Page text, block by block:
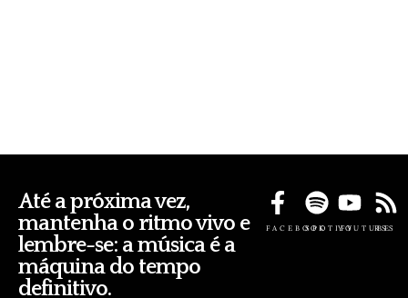
Até a próxima vez,
mantenha o ritmo vivo e
lembre-se: a música é a
máquina do tempo
definitivo.
FACEBOOKSPOTIFYYOUTUBE
RSS